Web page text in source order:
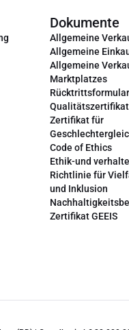
Dokumente
Allgemeine
Allgemeine
Allgemeine
Marktplatzes
Rücktrittsformular
Qualitätszertifikat
Zertifikat für
Code of Ethics
Ethik-und
Richtlinie für
und Inklusion
Zertifikat GEEIS